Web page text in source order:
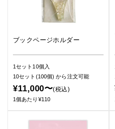
ブックページホルダー
1セット10個入
10セット(100個)から注文可能
¥11,000〜(税込)
1個あたり¥110